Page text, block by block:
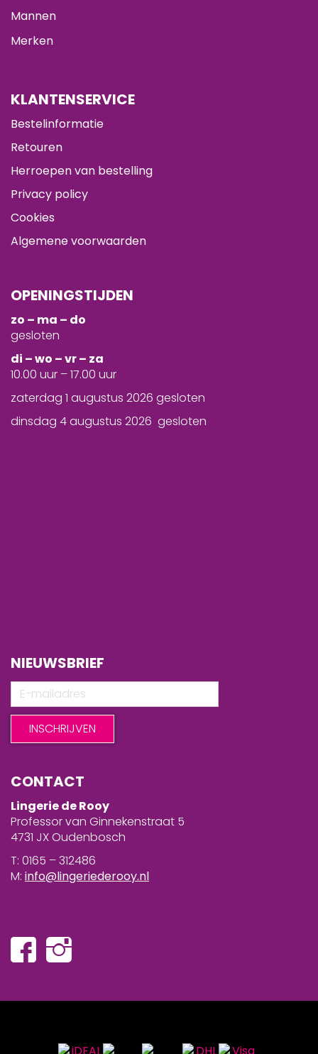
Mannen
Merken
KLANTENSERVICE
Bestelinformatie
Retouren
Herroepen van bestelling
Privacy policy
Cookies
Algemene voorwaarden
OPENINGSTIJDEN
zo – ma – do
gesloten
di – wo – vr – za
10.00 uur – 17.00 uur
zaterdag 1 augustus 2026 gesloten
dinsdag 4 augustus 2026 gesloten
NIEUWSBRIEF
CONTACT
Lingerie de Rooy
Professor van Ginnekenstraat 5
4731 JX Oudenbosch
T: 0165 – 312486
M: info@lingeriederooy.nl